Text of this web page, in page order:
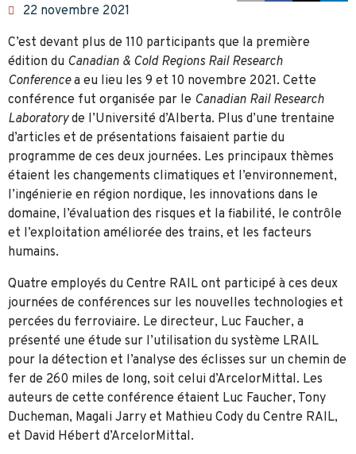
22 novembre 2021
C’est devant plus de 110 participants que la première
édition du Canadian & Cold Regions Rail Research
Conferencea eu lieu les 9 et 10 novembre 2021. Cette
conférence fut organisée par le Canadian Rail Research
Laboratoryde l’Université d’Alberta. Plus d’une trentaine
d’articles et de présentations faisaient partie du
programme de ces deux journées. Les principaux thèmes
étaient les changements climatiques et l’environnement,
l’ingénierie en région nordique, les innovations dans le
domaine, l’évaluation des risques et la fiabilité, le contrôle
et l’exploitation améliorée des trains, et les facteurs
humains.
Quatre employés du Centre RAIL ont participé à ces deux
journées de conférences sur les nouvelles technologies et
percées du ferroviaire. Le directeur, Luc Faucher, a
présenté une étude sur l’utilisation du système LRAIL
pour la détection et l’analyse des éclisses sur un chemin de
fer de 260 miles de long, soit celui d’ArcelorMittal. Les
auteurs de cette conférence étaient Luc Faucher, Tony
Ducheman, Magali Jarry et Mathieu Cody du Centre RAIL,
et David Hébert d’ArcelorMittal.